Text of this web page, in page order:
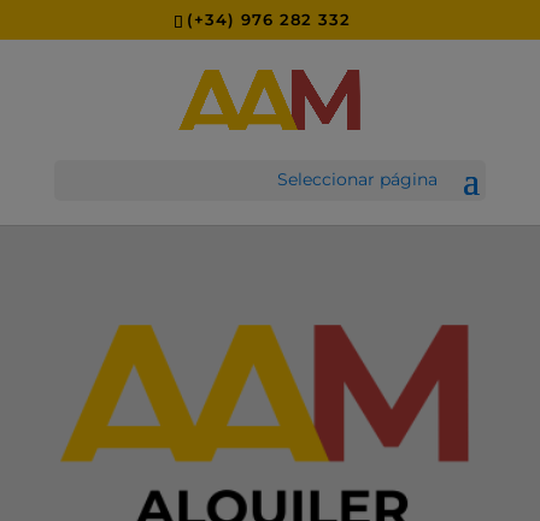
(+34) 976 282 332
Seleccionar página